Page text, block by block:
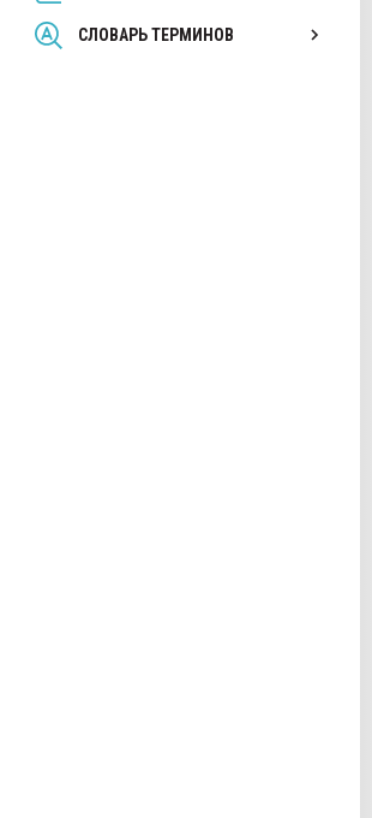
СЛОВАРЬ ТЕРМИНОВ